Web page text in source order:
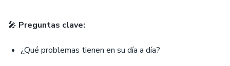
🎤 Preguntas clave:
¿Qué problemas tienen en su día a día?